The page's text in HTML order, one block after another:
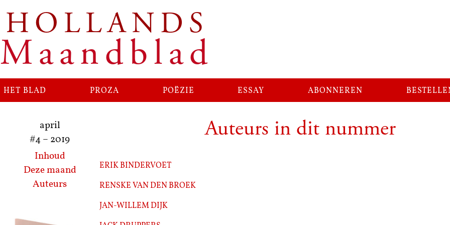
Ga
naar
de
inhoud
HOLLANDS
Maandblad
het blad proza poëzie essay abonneren
april
#4 – 2019
Inhoud
Deze maand
Auteurs
Auteurs in dit nummer
Erik Bindervoet
Renske van den Broek
Jan-Willem Dijk